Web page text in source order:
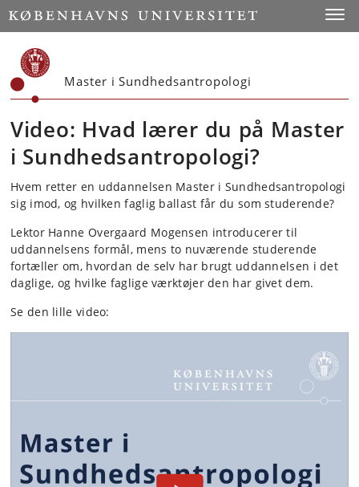
Start
Master i Sundhedsantropologi
Video: Hvad lærer du på Master
i Sundhedsantropologi?
Hvem retter en uddannelsen Master i Sundhedsantropologi
sig imod, og hvilken faglig ballast får du som studerende?
Lektor Hanne Overgaard Mogensen introducerer til
uddannelsens formål, mens to nuværende studerende
fortæller om, hvordan de selv har brugt uddannelsen i det
daglige, og hvilke faglige værktøjer den har givet dem.
Se den lille video: